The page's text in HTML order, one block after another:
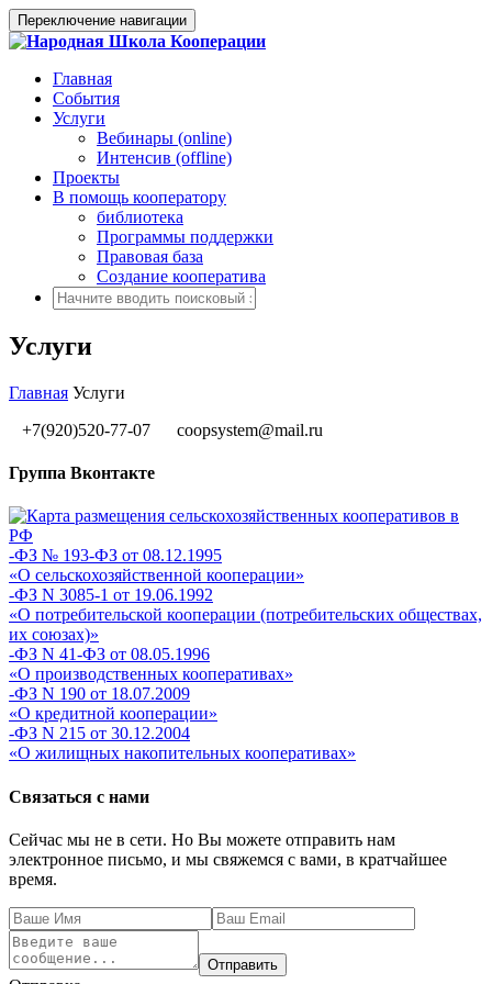
Переключение навигации
Главная
События
Услуги
Вебинары (online)
Интенсив (offline)
Проекты
В помощь кооператору
библиотека
Программы поддержки
Правовая база
Создание кооператива
Услуги
Главная Услуги
+7(920)520-77-07
coopsystem@mail.ru
Группа Вконтакте
-ФЗ № 193-ФЗ от 08.12.1995
«О сельскохозяйственной кооперации»
-ФЗ N 3085-1 от 19.06.1992
«О потребительской кооперации (потребительских обществах,
их союзах)»
-ФЗ N 41-ФЗ от 08.05.1996
«О производственных кооперативах»
-ФЗ N 190 от 18.07.2009
«О кредитной кооперации»
-ФЗ N 215 от 30.12.2004
«О жилищных накопительных кооперативах»
Связаться с нами
Сейчас мы не в сети. Но Вы можете отправить нам
электронное письмо, и мы свяжемся с вами, в кратчайшее
время.
Отправить